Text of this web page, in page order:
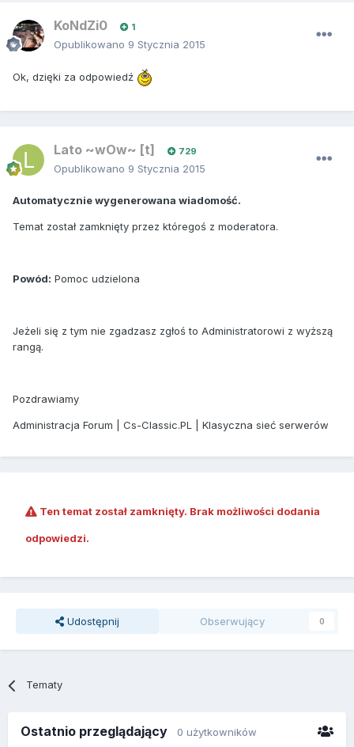
KoNdZi0 1
Opublikowano 9 Stycznia 2015
Ok, dzięki za odpowiedź
Lato ~wOw~ [t] 729
Opublikowano 9 Stycznia 2015
Automatycznie wygenerowana wiadomość.
Temat został zamknięty przez któregoś z moderatora.
Powód: Pomoc udzielona
Jeżeli się z tym nie zgadzasz zgłoś to Administratorowi z wyższą
rangą.
Pozdrawiamy
Administracja Forum | Cs-Classic.PL | Klasyczna sieć serwerów
Ten temat został zamknięty. Brak możliwości dodania
odpowiedzi.
Udostępnij Obserwujący 0
Tematy
Ostatnio przeglądający 0 użytkowników